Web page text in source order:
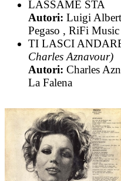
LASSAME STA
Autori: Luigi
Pegaso , RiFi Music
TI LASCI
Charles Aznavour)
Autori: Charles
La Falena